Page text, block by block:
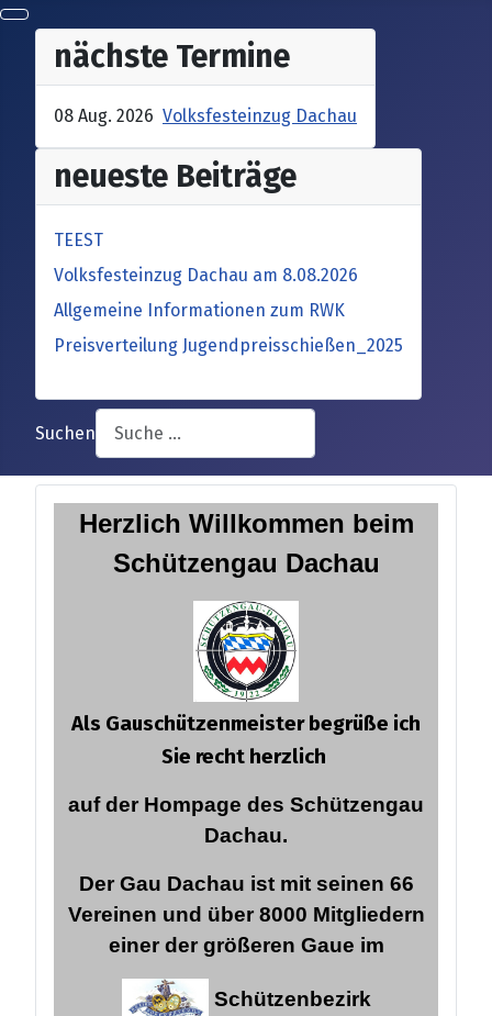
nächste Termine
08 Aug. 2026 Volksfesteinzug Dachau
neueste Beiträge
TEEST
Volksfesteinzug Dachau am 8.08.2026
Allgemeine Informationen zum RWK
Preisverteilung Jugendpreisschießen_2025
Suchen
Herzlich Willkommen beim
Schützengau Dachau
Als Gauschützenmeister begrüße ich
Sie recht herzlich
auf der Hompage des Schützengau
Dachau.
Der Gau Dachau ist mit seinen 66
Vereinen und über 8000 Mitgliedern
einer der größeren Gaue im
Schützenbezirk